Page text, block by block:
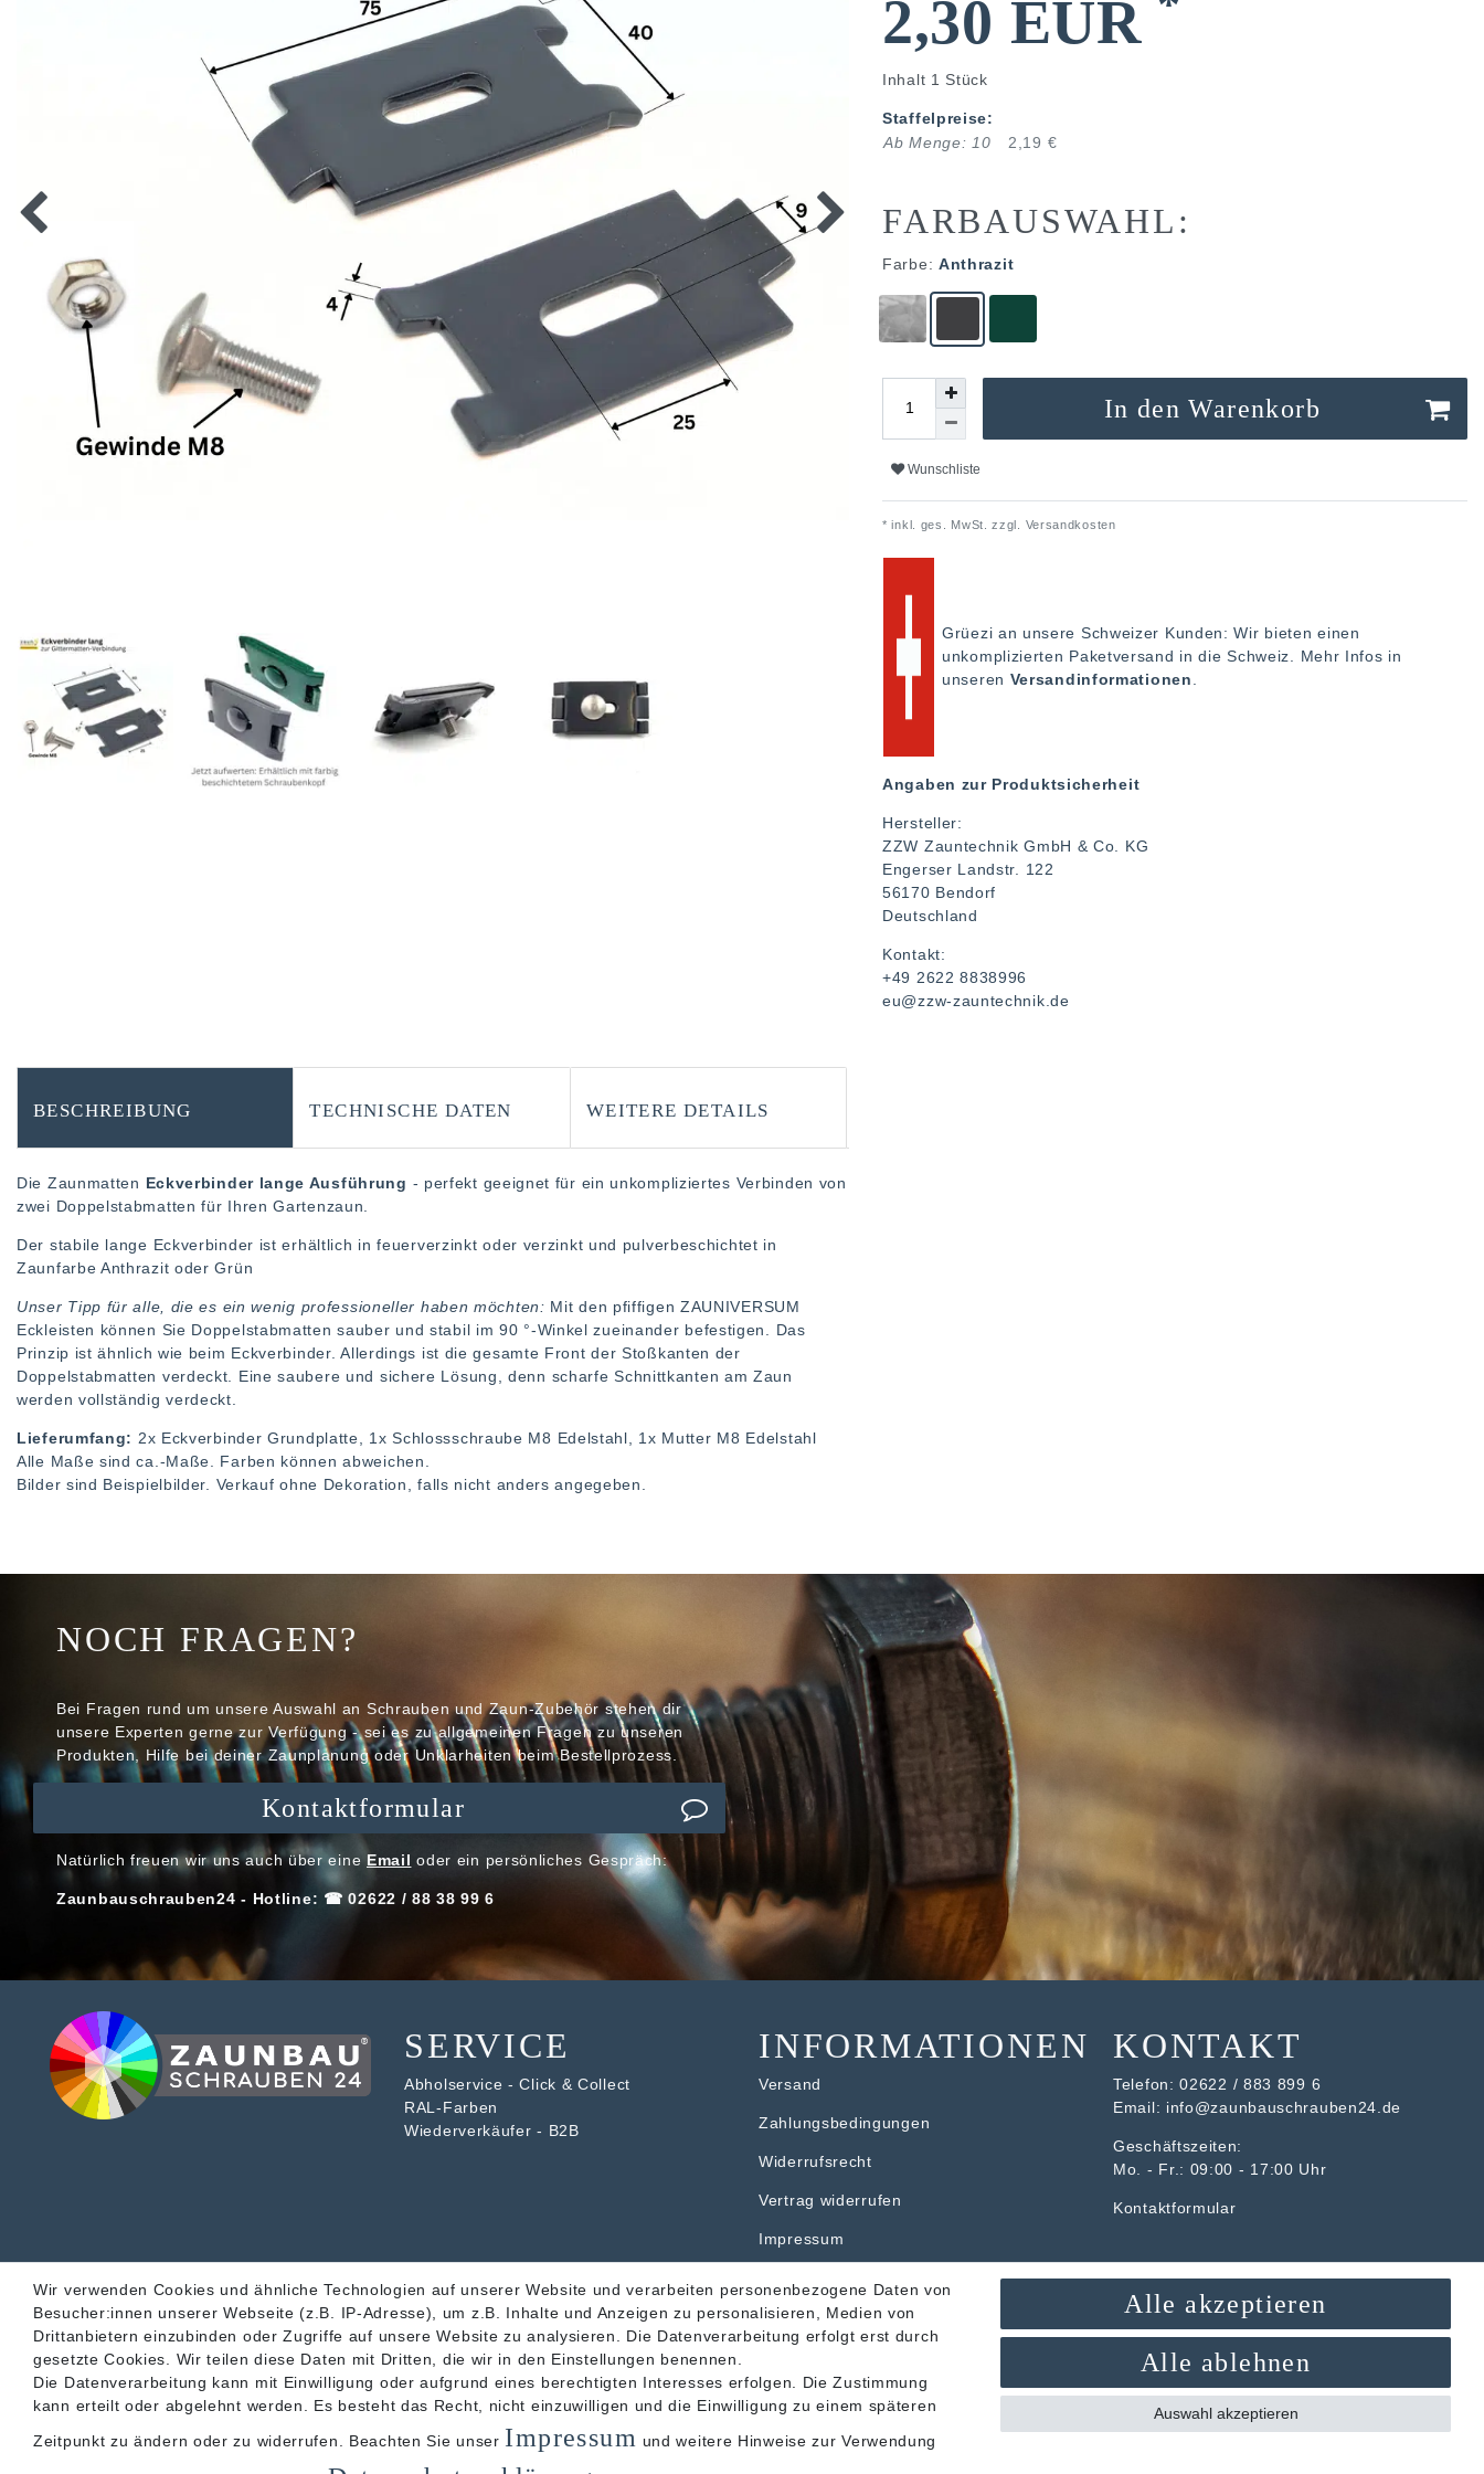
2,30 EUR
Inhalt 1 Stück
Staffelpreise:
Ab Menge: 10
2,19 €
FARBAUSWAHL:
Farbe: Anthrazit
In den Warenkorb
Wunschliste
* inkl. ges. MwSt. zzgl. Versandkosten
Grüezi an unsere Schweizer Kunden: Wir bieten einen
unkomplizierten Paketversand in die Schweiz. Mehr Infos in
unseren Versandinformationen
Angaben zur Produktsicherheit
Hersteller:
ZZW Zauntechnik GmbH & Co. KG
Engerser Landstr. 122
56170 Bendorf
Deutschland
Kontakt:
+49 2622 8838996
eu@zzw-zauntechnik.de
BESCHREIBUNG TECHNISCHE DATEN WEITERE DETAILS
Die Zaunmatten Eckverbinder lange Ausführung - perfekt geeignet für ein unkompliziertes Verbinden von
zwei Doppelstabmatten für Ihren Gartenzaun.
Der stabile lange Eckverbinder ist erhältlich in feuerverzinkt oder verzinkt und pulverbeschichtet in
Zaunfarbe Anthrazit oder Grün
Unser Tipp für alle, die es ein wenig professioneller haben möchten: Mit den pfiffigen ZAUNIVERSUM
Eckleisten können Sie Doppelstabmatten sauber und stabil im 90 °-Winkel zueinander befestigen. Das
Prinzip ist ähnlich wie beim Eckverbinder. Allerdings ist die gesamte Front der Stoßkanten der
Doppelstabmatten verdeckt. Eine saubere und sichere Lösung, denn scharfe Schnittkanten am Zaun
werden vollständig verdeckt.
Lieferumfang: 2x Eckverbinder Grundplatte, 1x Schlossschraube M8 Edelstahl, 1x Mutter M8 Edelstahl
Alle Maße sind ca.-Maße. Farben können abweichen.
Bilder sind Beispielbilder. Verkauf ohne Dekoration, falls nicht anders angegeben.
NOCH FRAGEN?
Bei Fragen rund um unsere Auswahl an Schrauben und Zaun-Zubehör stehen dir
unsere Experten gerne zur Verfügung - sei es zu allgemeinen Fragen zu unseren
Produkten, Hilfe bei deiner Zaunplanung oder Unklarheiten beim Bestellprozess.
Kontaktformular
Natürlich freuen wir uns auch über eine Email oder ein persönliches Gespräch:
Zaunbauschrauben24 - Hotline: ☎ 02622 / 88 38 99 6
SERVICE
Abholservice - Click & Collect
RAL-Farben
Wiederverkäufer - B2B
INFORMATIONEN
Versand
Zahlungsbedingungen
Widerrufsrecht
Vertrag widerrufen
Impressum
AGB
KONTAKT
Telefon:02622 / 883 899 6
Email: info@zaunbauschrauben24.de
Geschäftszeiten:
Mo. - Fr.: 09:00 - 17:00 Uhr
Kontaktformular
Akzeptierte Zahlungsarten Mögliche Versandarten
Wir verwenden Cookies und ähnliche Technologien auf unserer Website und verarbeiten personenbezogene Daten von
Besucher:innen unserer Webseite (z.B. IP-Adresse), um z.B. Inhalte und Anzeigen zu personalisieren, Medien von
Drittanbietern einzubinden oder Zugriffe auf unsere Website zu analysieren. Die Datenverarbeitung erfolgt erst durch
gesetzte Cookies. Wir teilen diese Daten mit Dritten, die wir in den Einstellungen benennen.
Die Datenverarbeitung kann mit Einwilligung oder aufgrund eines berechtigten Interesses erfolgen. Die Zustimmung
kann erteilt oder abgelehnt werden. Es besteht das Recht, nicht einzuwilligen und die Einwilligung zu einem späteren
Zeitpunkt zu ändern oder zu widerrufen. Beachten Sie unser Impressum und weitere Hinweise zur Verwendung
Alle akzeptieren
Alle ablehnen
Auswahl akzeptieren